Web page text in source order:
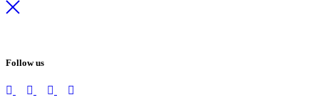
Follow us